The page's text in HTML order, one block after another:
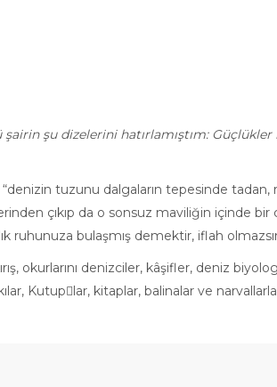
şu dizelerini hatırlamıştım: Güçlükler
“denizin tuzunu dalgaların tepesinde
çıkıp da o sonsuz maviliğin içinde
ruhunuza bulaşmış demektir, iflah
okurlarını denizciler, kâşifler, deniz
Kutup￾lar, kitaplar, balinalar ve